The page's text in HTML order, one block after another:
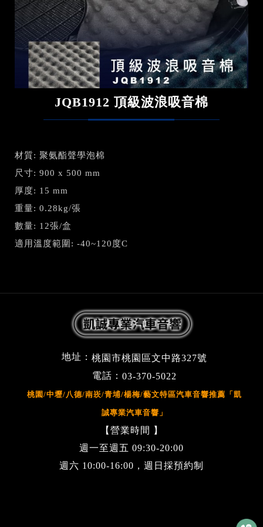
JQB1912 頂級波浪吸音棉
材質: 聚氨酯聲學泡棉
尺寸: 900 x 500 mm
厚度: 15 mm
重量: 0.28kg/張
數量: 12張/盒
適用溫度範圍: -40~120度C
地址： 桃園市桃園區文中路327號
電話： 03-370-5022
桃園/中壢/八德/南崁/青埔/楊梅/藝文特區汽車音響推薦「凱
誠專業汽車音響」
【營業時間 】
週一至週五 09:30-20:00
週六 10:00-16:00，週日採預約制